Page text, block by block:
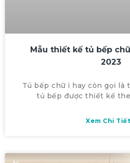
Mẫu thiết kế tủ bếp
2023
Tủ bếp chữ i hay còn gọi là
tủ bếp được thiết kế
Xem Chi